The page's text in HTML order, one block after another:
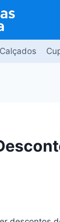
Calçados